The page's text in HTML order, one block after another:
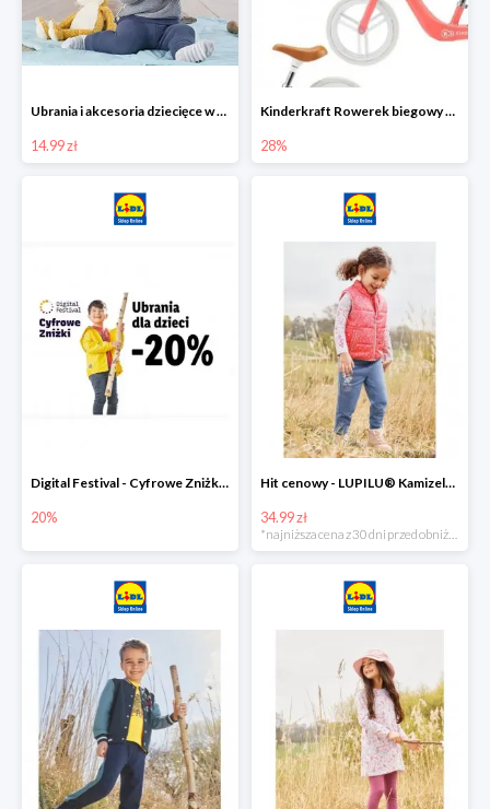
Ubrania i akcesoria dziecięce w Lidlu Online od 14,99 zł
14.99 zł
Kinderkraft Rowerek biegowy Fly
28%
Digital Festival - Cyfrowe Zniżki Ubrania dla dzieci w Lidlu -20%
20%
Hit cenowy - LUPILU® Kamizelka pikowana dziewczęca
34.99 zł